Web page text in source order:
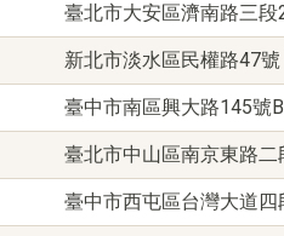
臺北市大安區濟南路三段
新北市淡水區民權路47
臺中市南區興大路145號
臺北市中山區南京東路二
臺中市西屯區台灣大道四